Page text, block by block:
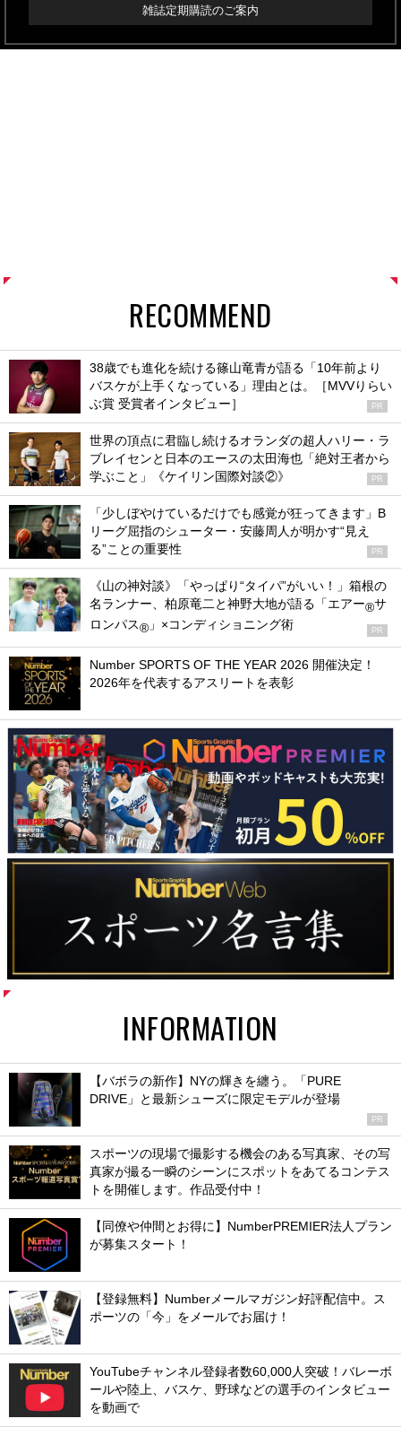
雑誌定期購読のご案内
RECOMMEND
38歳でも進化を続ける篠山竜青が語る「10年前より
バスケが上手くなっている」理由とは。［MVVりらい
ぶ賞 受賞者インタビュー］
PR
世界の頂点に君臨し続けるオランダの超人ハリー・ラ
ブレイセンと日本のエースの太田海也「絶対王者から
学ぶこと」《ケイリン国際対談②》
PR
「少しぼやけているだけでも感覚が狂ってきます」B
リーグ屈指のシューター・安藤周人が明かす“見え
る”ことの重要性
PR
《山の神対談》「やっぱり“タイパ”がいい！」箱根の
名ランナー、柏原竜二と神野大地が語る「エアー®サ
ロンパス® 」×コンディショニング術 PR
Number SPORTS OF THE YEAR 2026 開催決定！
2026年を代表するアスリートを表彰
INFORMATION
【バボラの新作】NYの輝きを纏う。「PURE
DRIVE」と最新シューズに限定モデルが登場
PR
スポーツの現場で撮影する機会のある写真家、その写
真家が撮る一瞬のシーンにスポットをあてるコンテス
トを開催します。作品受付中！
【同僚や仲間とお得に】NumberPREMIER法人プラン
が募集スタート！
【登録無料】Numberメールマガジン好評配信中。ス
ポーツの「今」をメールでお届け！
YouTubeチャンネル登録者数60,000人突破！バレーボ
ールや陸上、バスケ、野球などの選手のインタビュー
を動画で